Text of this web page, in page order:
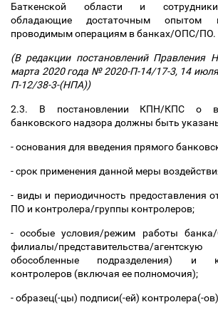
Баткенской области и
обладающие достаточным
проводимым операциям в банках/ОПС/ПО.
(В редакции постановлений Правления
марта 2020 года № 2020-П-14/17-3, 14
П-12/38-3-(НПА))
2.3. В постановлении КПН/КПС о
банковского надзора должны быть
- основания для введения прямого
- срок применения данной меры
- виды и периодичность предоставления
ПО и контролера/группы контролеров;
- особые условия/режим работы
филиалы/представительства/
обособленные подразделения) и
контролеров (включая ее полномочия);
- образец(-цы) подписи(-ей) контролера(-